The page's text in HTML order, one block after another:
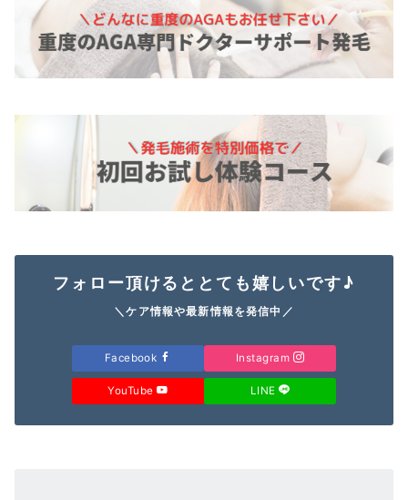
フォロー頂けるととても嬉しいです♪
＼ケア情報や最新情報を発信中／
Facebook Instagram
YouTube LINE